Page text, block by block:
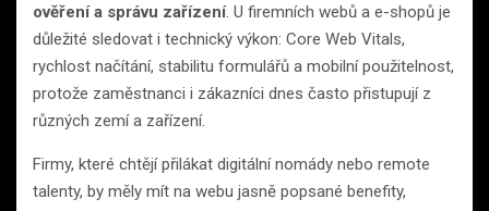
ověření a správu zařízení. U firemních webů a e-shopů je
důležité sledovat i technický výkon: Core Web Vitals,
rychlost načítání, stabilitu formulářů a mobilní použitelnost,
protože zaměstnanci i zákazníci dnes často přistupují z
různých zemí a zařízení.
Firmy, které chtějí přilákat digitální nomády nebo remote
talenty, by měly mít na webu jasně popsané benefity,